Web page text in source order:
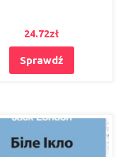
24.72zł
Sprawdź